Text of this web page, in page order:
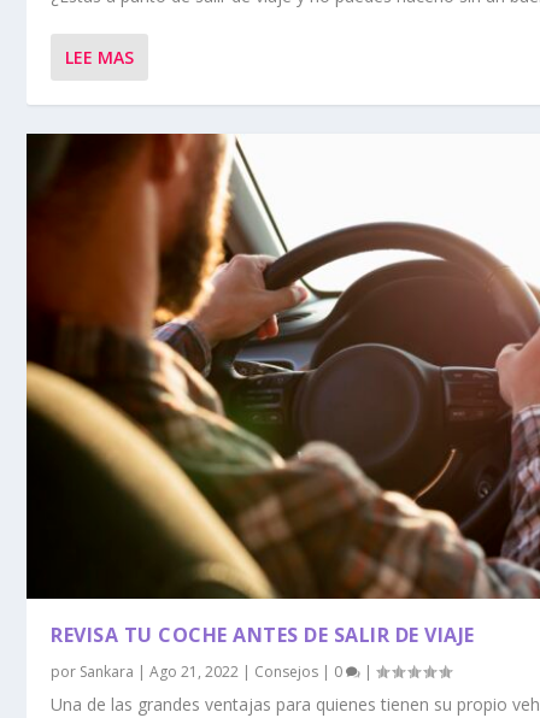
LEE MAS
REVISA TU COCHE ANTES DE SALIR DE VIAJE
por Sankara |Ago 21, 2022 | Consejos | 0 |
Una de las grandes ventajas para quienes tienen su propio